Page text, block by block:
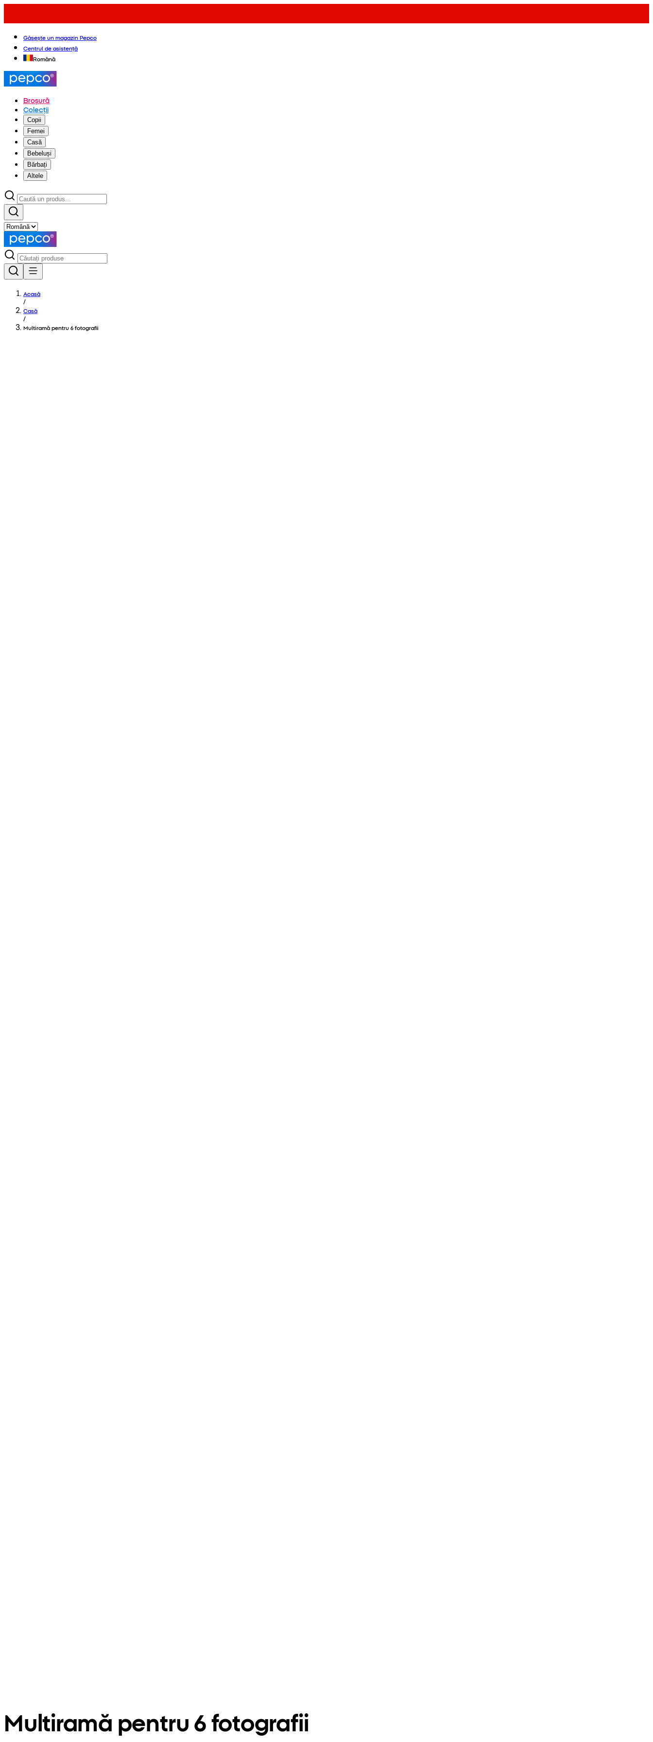
Găsește un magazin Pepco
Centrul de asistență
Română
Broșură
Colecții
Copii
Femei
Casă
Bebeluși
Bărbați
Altele
Acasă
/
Casă
/
Multiramă pentru 6 fotografii
Multiramă pentru 6 fotografii